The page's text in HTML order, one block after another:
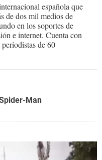
española que
de dos mil medios de
en los soportes de
e internet. Cuenta con
de 60
Man